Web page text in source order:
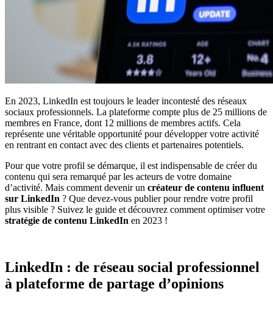
En 2023, LinkedIn est toujours le leader incontesté des réseaux
sociaux professionnels. La plateforme compte plus de 25 millions de
membres en France, dont 12 millions de membres actifs. Cela
représente une véritable opportunité pour développer votre activité
en rentrant en contact avec des clients et partenaires potentiels.
Pour que votre profil se démarque, il est indispensable de créer du
contenu qui sera remarqué par les acteurs de votre domaine
d’activité. Mais comment devenir un créateur de contenu influent
sur LinkedIn ? Que devez-vous publier pour rendre votre profil
plus visible ? Suivez le guide et découvrez comment optimiser votre
stratégie de contenu LinkedIn en 2023 !
LinkedIn : de réseau social professionnel
à plateforme de partage d’opinions